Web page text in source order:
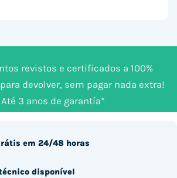
revistos e certificados a 100%
devolver, sem pagar nada extra!
Até 3 anos de garantía*
em 24/48 horas
disponível